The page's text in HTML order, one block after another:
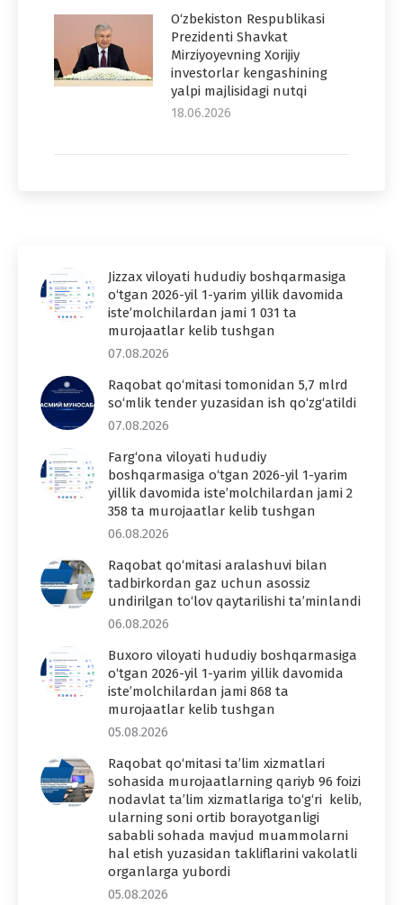
O‘zbekiston Respublikasi
Prezidenti Shavkat
Mirziyoyevning Xorijiy
investorlar kengashining
yalpi majlisidagi nutqi
18.06.2026
Jizzax viloyati hududiy boshqarmasiga
o‘tgan 2026-yil 1-yarim yillik davomida
iste’molchilardan jami 1 031 ta
murojaatlar kelib tushgan
07.08.2026
Raqobat qo‘mitasi tomonidan 5,7 mlrd
so‘mlik tender yuzasidan ish qo‘zg‘atildi
07.08.2026
Farg‘ona viloyati hududiy
boshqarmasiga o‘tgan 2026-yil 1-yarim
yillik davomida iste’molchilardan jami 2
358 ta murojaatlar kelib tushgan
06.08.2026
Raqobat qo‘mitasi aralashuvi bilan
tadbirkordan gaz uchun asossiz
undirilgan to‘lov qaytarilishi ta’minlandi
06.08.2026
Buxoro viloyati hududiy boshqarmasiga
o‘tgan 2026-yil 1-yarim yillik davomida
iste’molchilardan jami 868 ta
murojaatlar kelib tushgan
05.08.2026
Raqobat qo‘mitasi ta’lim xizmatlari
sohasida murojaatlarning qariyb 96 foizi
nodavlat ta’lim xizmatlariga to‘g‘ri kelib,
ularning soni ortib borayotganligi
sababli sohada mavjud muammolarni
hal etish yuzasidan takliflarini vakolatli
organlarga yubordi
05.08.2026